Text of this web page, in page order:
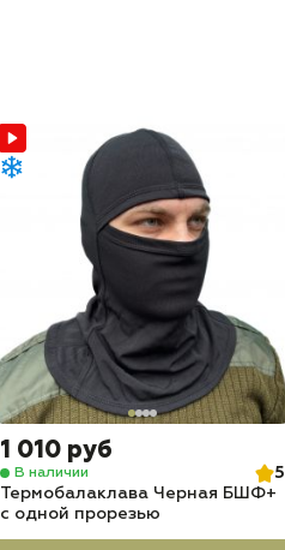
1 010 руб
В наличии
5
Термобалаклава Черная БШФ+
с одной прорезью